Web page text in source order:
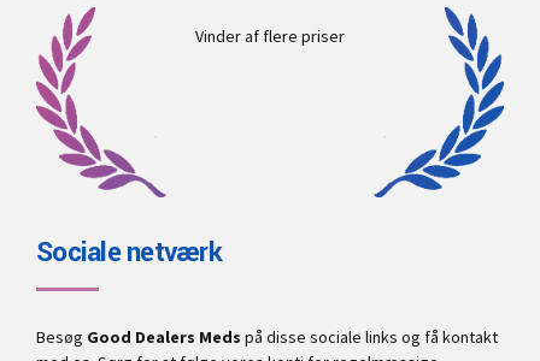
Vinder af flere priser
Sociale netværk
Besøg Good Dealers Meds på disse sociale links og få kontakt